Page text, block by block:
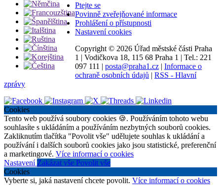
Ptejte se
Povinně zveřejňované informace
Prohlášení o přístupnosti
Nastavení cookies
Copyright © 2026 Úřad městské části Praha
1 | Vodičkova 18, 115 68 Praha 1 | Tel.: 221
097 111 | posta@praha1.cz | Informace o
ochraně osobních údajů | RSS - Hlavní
zprávy
Cookies
Tento web používá soubory cookies 🍪. Používáním tohoto webu
souhlasíte s ukládáním a používáním nezbytných souborů cookies.
Zakliknutím tlačítka "Povolit vše" udělujete souhlas k ukládání a
používání i dalších souborů cookies jako jsou statistické, preferenční
a marketingové. Více informací o cookies
Nastavení Zakázat vše Povolit vše
Cookies
Vyberte si, jaká nastavení chcete povolit. Více informací o cookies